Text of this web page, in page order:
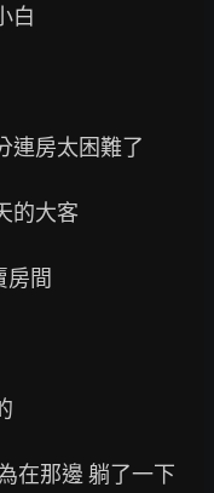
白
連房太困難了
的大客
房間
在那邊 躺了一下